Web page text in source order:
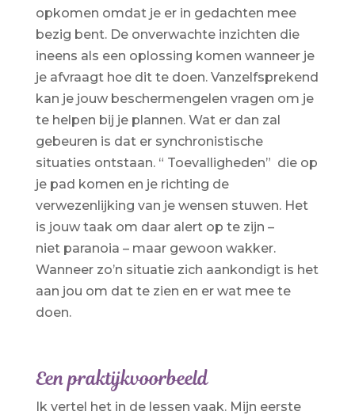
opkomen omdat je er in gedachten mee
bezig bent. De onverwachte inzichten die
ineens als een oplossing komen wanneer je
je afvraagt hoe dit te doen. Vanzelfsprekend
kan je jouw beschermengelen vragen om je
te helpen bij je plannen. Wat er dan zal
gebeuren is dat er synchronistische
situaties ontstaan. “ Toevalligheden” die op
je pad komen en je richting de
verwezenlijking van je wensen stuwen. Het
is jouw taak om daar alert op te zijn –
niet paranoia – maar gewoon wakker.
Wanneer zo’n situatie zich aankondigt is het
aan jou om dat te zien en er wat mee te
doen.
Een praktijkvoorbeeld
Ik vertel het in de lessen vaak. Mijn eerste